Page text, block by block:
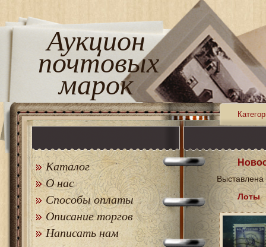
Аукцион
почтовых
марок
Каталог
О нас
Способы оплаты
Описание торгов
Написать нам
Лоты